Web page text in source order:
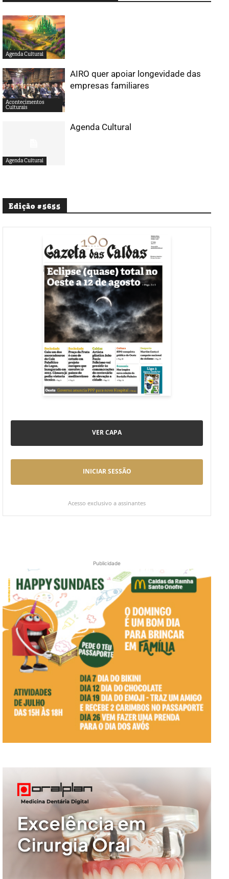
Agenda Cultural
Acontecimentos
Culturais
AIRO quer apoiar longevidade das
empresas familiares
Agenda Cultural
Agenda Cultural
Edição #5655
VER CAPA
INICIAR SESSÃO
Acesso exclusivo a assinantes
Publicidade